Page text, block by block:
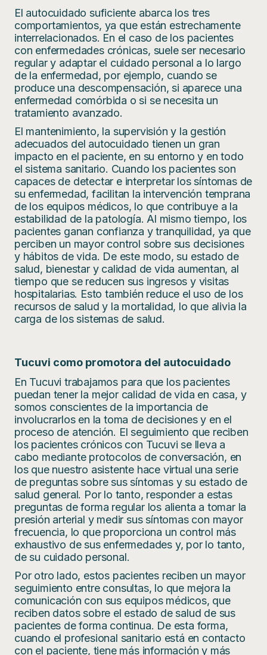
El autocuidado suficiente abarca los tres
comportamientos, ya que están estrechamente
interrelacionados. En el caso de los pacientes
con enfermedades crónicas, suele ser necesario
regular y adaptar el cuidado personal a lo largo
de la enfermedad, por ejemplo, cuando se
produce una descompensación, si aparece una
enfermedad comórbida o si se necesita un
tratamiento avanzado.
El mantenimiento, la supervisión y la gestión
adecuados del autocuidado tienen un gran
impacto en el paciente, en su entorno y en todo
el sistema sanitario. Cuando los pacientes son
capaces de detectar e interpretar los síntomas de
su enfermedad, facilitan la intervención temprana
de los equipos médicos, lo que contribuye a la
estabilidad de la patología. Al mismo tiempo, los
pacientes ganan confianza y tranquilidad, ya que
perciben un mayor control sobre sus decisiones
y hábitos de vida. De este modo, su estado de
salud, bienestar y calidad de vida aumentan, al
tiempo que se reducen sus ingresos y visitas
hospitalarias. Esto también reduce el uso de los
recursos de salud y la mortalidad, lo que alivia la
carga de los sistemas de salud.
Tucuvi como promotora del autocuidado
En Tucuvi trabajamos para que los pacientes
puedan tener la mejor calidad de vida en casa, y
somos conscientes de la importancia de
involucrarlos en la toma de decisiones y en el
proceso de atención. El seguimiento que reciben
los pacientes crónicos con Tucuvi se lleva a
cabo mediante protocolos de conversación, en
los que nuestro asistente hace virtual una serie
de preguntas sobre sus síntomas y su estado de
salud general. Por lo tanto, responder a estas
preguntas de forma regular los alienta a tomar la
presión arterial y medir sus síntomas con mayor
frecuencia, lo que proporciona un control más
exhaustivo de sus enfermedades y, por lo tanto,
de su cuidado personal.
Por otro lado, estos pacientes reciben un mayor
seguimiento entre consultas, lo que mejora la
comunicación con sus equipos médicos, que
reciben datos sobre el estado de salud de sus
pacientes de forma continua. De esta forma,
cuando el profesional sanitario está en contacto
con el paciente, tiene más información y más